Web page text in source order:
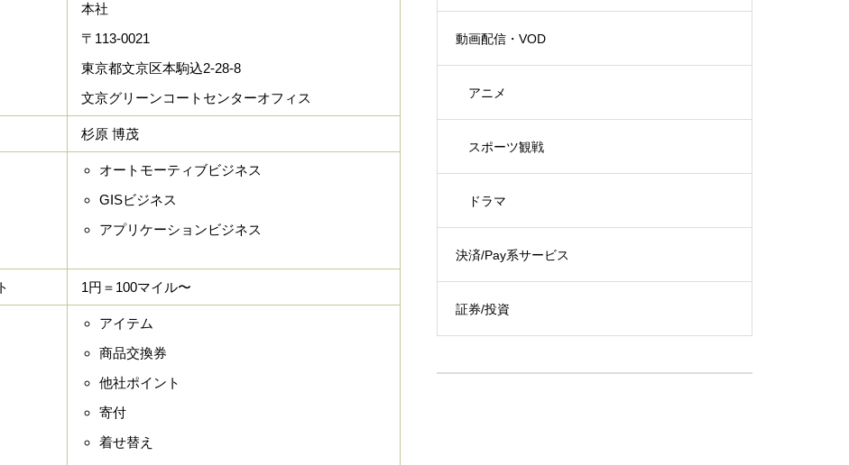
本社
〒113-0021
東京都文京区本駒込2-28-8
文京グリーンコートセンターオフィス
杉原 博茂
オートモーティブビジネス
GISビジネス
アプリケーションビジネス
1円＝100マイル〜
アイテム
商品交換券
他社ポイント
寄付
着せ替え
動画配信・VOD
アニメ
スポーツ観戦
ドラマ
決済/Pay系サービス
証券/投資